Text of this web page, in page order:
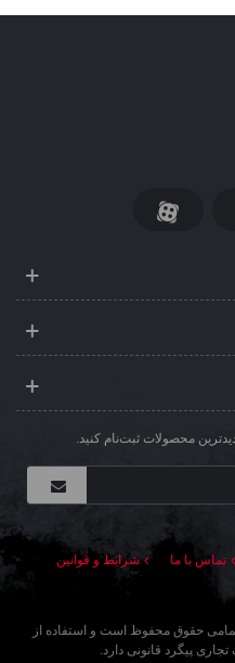
محصولات ثبت‌نام کنید.
تماس با ما
شرایط و قوانین
حقوق محفوظ است و استفاده از
پیگرد قانونی دارد.